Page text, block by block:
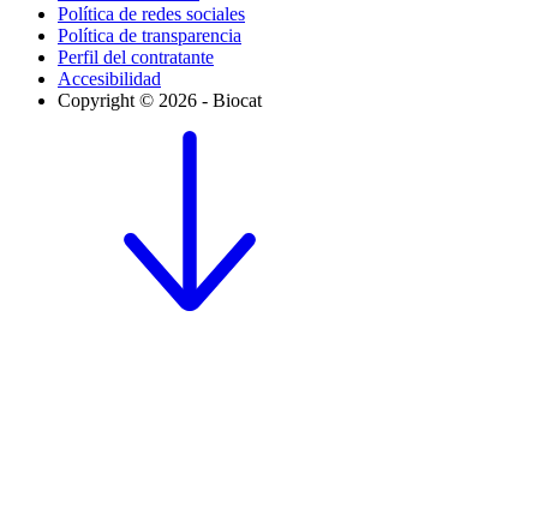
Política de redes sociales
Política de transparencia
Perfil del contratante
Accesibilidad
Copyright © 2026 - Biocat